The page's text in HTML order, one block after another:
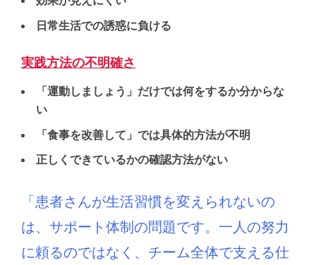
日常生活での誘惑に負ける
実践方法の不明確さ
「運動しましょう」だけでは何をするか分からな
い
「食事を改善して」では具体的方法が不明
正しくできているかの確認方法がない
「患者さんが生活習慣を変えられないの
は、サポート体制の問題です。 一人の努力
に頼るのではなく、チーム全体で支える仕